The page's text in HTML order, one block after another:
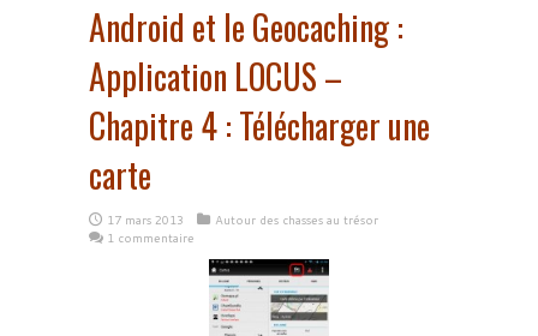
Android et le Geocaching :
Application LOCUS –
Chapitre 4 : Télécharger une
carte
17 mars 2013
Autour des chasses au trésor
1 commentaire